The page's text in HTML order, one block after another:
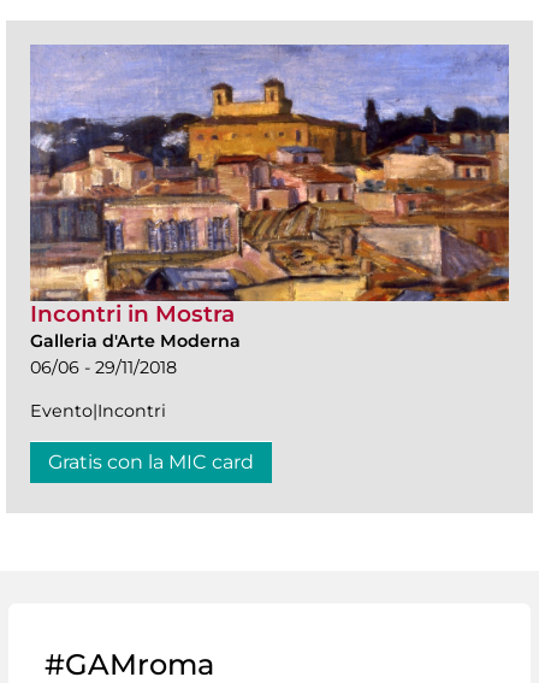
Incontri in Mostra
Galleria d'Arte Moderna
06/06 - 29/11/2018
Evento|Incontri
Gratis con la MIC card
#GAMroma